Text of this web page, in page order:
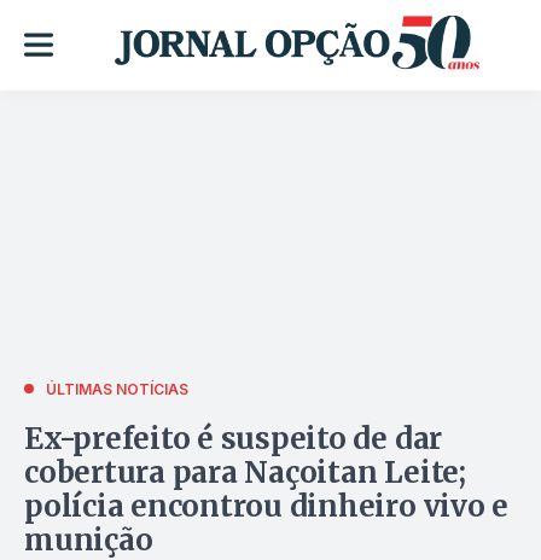
ÚLTIMAS NOTÍCIAS
Ex-prefeito é suspeito de dar
cobertura para Naçoitan Leite;
polícia encontrou dinheiro vivo e
munição